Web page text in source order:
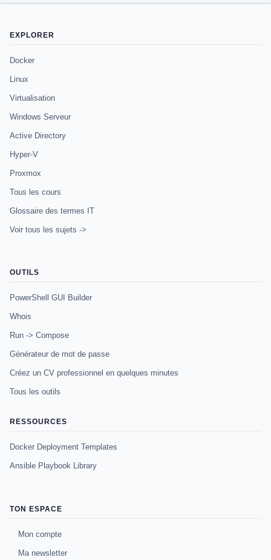
EXPLORER
Docker
Linux
Virtualisation
Windows Serveur
Active Directory
Hyper-V
Proxmox
Tous les cours
Glossaire des termes IT
Voir tous les sujets ->
OUTILS
PowerShell GUI Builder
Whois
Run -> Compose
Générateur de mot de passe
Créez un CV professionnel en quelques minutes
Tous les outils
RESSOURCES
Docker Deployment Templates
Ansible Playbook Library
TON ESPACE
Mon compte
Ma newsletter